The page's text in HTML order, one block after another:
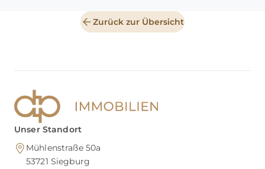
Zurück zur Übersicht
Unser Standort
Mühlenstraße 50a
53721 Siegburg